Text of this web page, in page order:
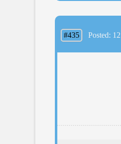
#435 Posted: